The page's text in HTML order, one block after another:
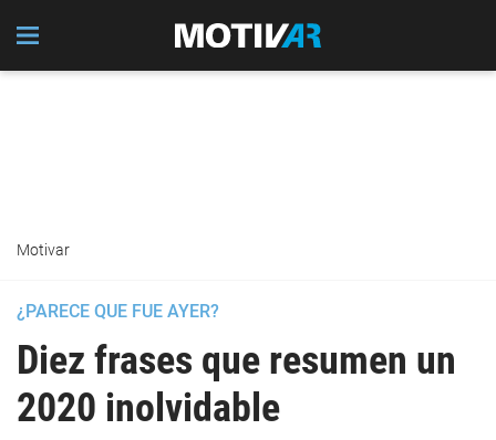
Motivar
¿PARECE QUE FUE AYER?
Diez frases que resumen un
2020 inolvidable